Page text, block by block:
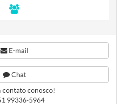
E-mail
Chat
contato conosco!
99336-5964